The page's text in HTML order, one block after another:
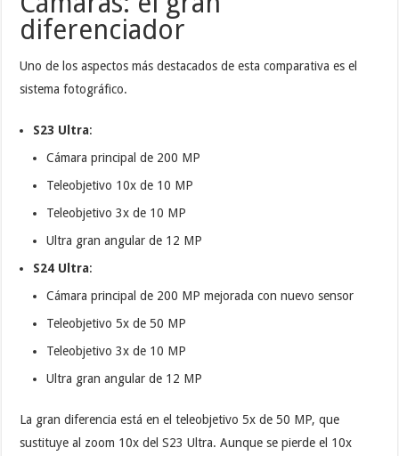
diferenciador
Uno de los aspectos más destacados de esta comparativa es el
sistema fotográfico.
S23 Ultra:
Cámara principal de 200 MP
Teleobjetivo 10x de 10 MP
Teleobjetivo 3x de 10 MP
Ultra gran angular de 12 MP
S24 Ultra:
Cámara principal de 200 MP mejorada con nuevo sensor
Teleobjetivo 5x de 50 MP
Teleobjetivo 3x de 10 MP
Ultra gran angular de 12 MP
La gran diferencia está en el teleobjetivo 5x de 50 MP, que
sustituye al zoom 10x del S23 Ultra. Aunque se pierde el 10x